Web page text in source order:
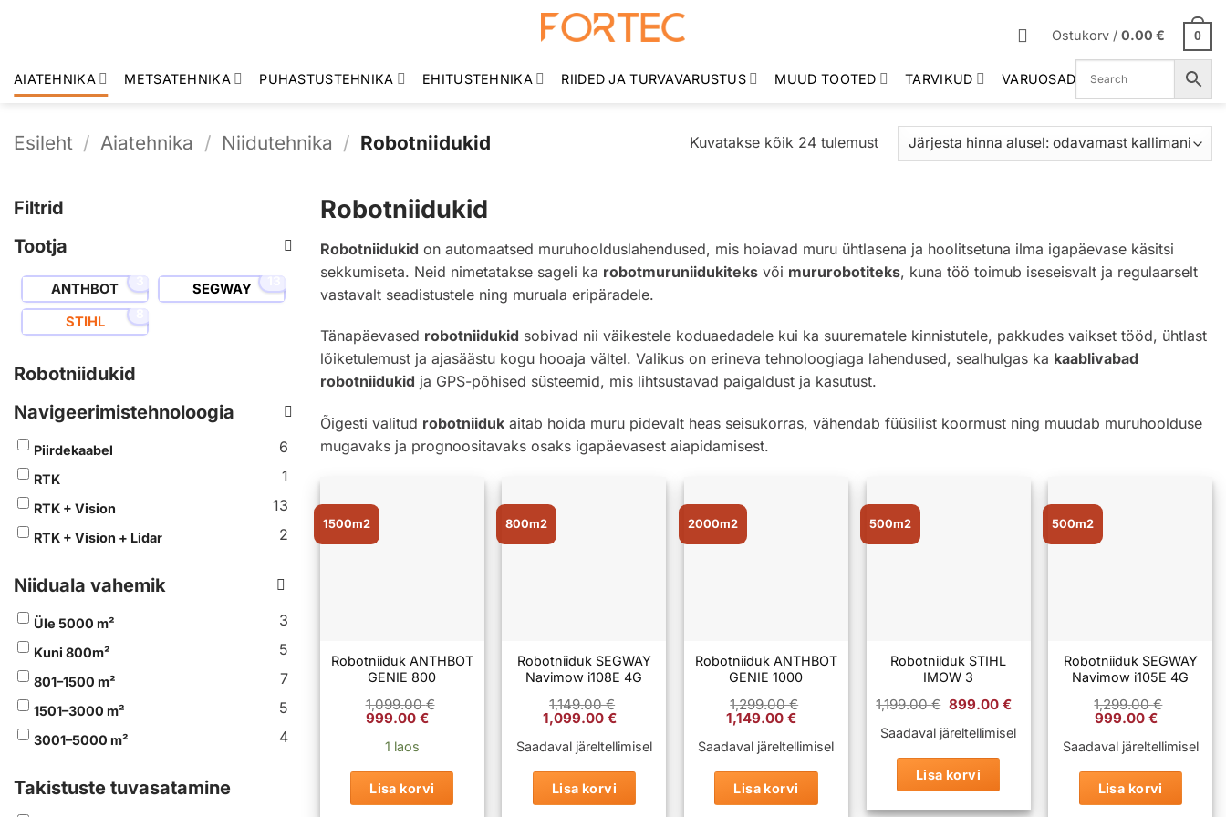
Ostukorv /0.00€ 0
AIATEHNIKA METSATEHNIKA PUHASTUSTEHNIKA EHITUSTEHNIKA RIIDED JA TURVAVARUSTUS MUUD TOOTED TARVIKUD VARUOSAD
Esileht / Aiatehnika / Niidutehnika / Robotniidukid Kuvatakse kõik 24 tulemustSorditud
hinna
Filtrid
Tootja
ANTHBOT SEGWAY
STIHL
Robotniidukid
Navigeerimistehnoloogia
Piirdekaabel 6
RTK 1
RTK + Vision 13
RTK + Vision + Lidar 2
Niiduala vahemik
Üle 5000 m² 3
Kuni 800m² 5
801–1500 m² 7
1501–3000 m² 5
3001–5000 m² 4
Takistuste tuvasatamine
Robotniidukid
Robotniidukid on automaatsed muruhoolduslahendused, mis hoiavad muru ühtlasena ja hoolitsetuna ilma igapäevase käsitsi
sekkumiseta. Neid nimetatakse sageli ka robotmuruniidukiteks või mururobotiteks, kuna töö toimub iseseisvalt ja regulaarselt
vastavalt seadistustele ning muruala eripäradele.
Tänapäevased robotniidukid sobivad nii väikestele koduaedadele kui ka suurematele kinnistutele, pakkudes vaikset tööd, ühtlast
lõiketulemust ja ajasäästu kogu hooaja vältel. Valikus on erineva tehnoloogiaga lahendused, sealhulgas ka kaablivabad
robotniidukid ja GPS-põhised süsteemid, mis lihtsustavad paigaldust ja kasutust.
Õigesti valitud robotniiduk aitab hoida muru pidevalt heas seisukorras, vähendab füüsilist koormust ning muudab muruhoolduse
mugavaks ja prognoositavaks osaks igapäevasest aiapidamisest.
1500m2
Robotniiduk ANTHBOT
GENIE 800
1,099.00€
Algne
oli:
999.00€
1 laos
Lisa korvi
800m2
Robotniiduk SEGWAY
Navimow i108E 4G
1,149.00€
Algne
hind
oli:
1,149.00 €.
1,099.00 €
on:
Saadaval järeltellimisel
Lisa korvi
2000m2
Robotniiduk ANTHBOT
GENIE 1000
1,299.00€
Algne
hind
oli:
1,299.00 €.
1,149.00€
on:
Saadaval järeltellimisel
Lisa korvi
500m2
Robotniiduk STIHL
IMOW 3
1,199.00€ Algne
oli:
899.00 €
899.00 €.
Saadaval järeltellimisel
Lisa korvi
500m2
Robotniiduk SEGWAY
Navimow i105E 4G
1,299.00€
Algne
oli:
1,299.00 €.
999.00 €
on:
Saadaval järeltellimisel
Lisa korvi